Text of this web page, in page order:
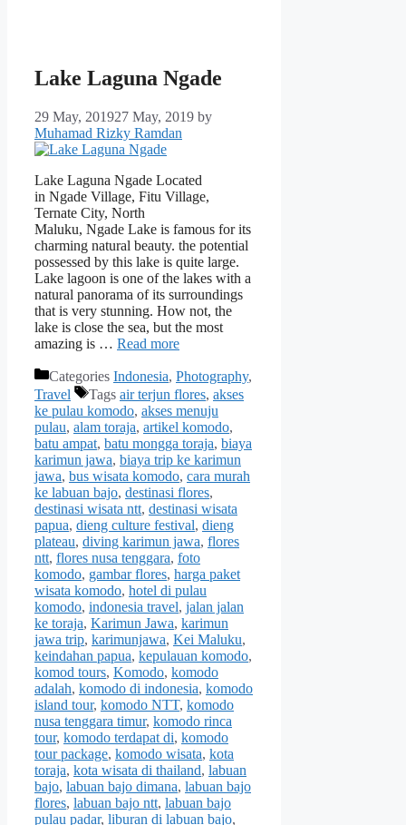
Lake Laguna Ngade
29 May, 201927 May, 2019 by
Muhamad Rizky Ramdan
Lake Laguna Ngade Located
in Ngade Village, Fitu Village,
Ternate City, North
Maluku, Ngade Lake is famous for its
charming natural beauty. the potential
possessed by this lake is quite large.
Lake lagoon is one of the lakes with a
natural panorama of its surroundings
that is very stunning. How not, the
lake is close the sea, but the most
amazing is … Read more
Categories Indonesia, Photography,
Travel
Tags air terjun flores, akses
ke pulau komodo, akses menuju
pulau, alam toraja, artikel komodo,
batu ampat, batu mongga toraja, biaya
karimun jawa, biaya trip ke karimun
jawa, bus wisata komodo, cara murah
ke labuan bajo, destinasi flores,
destinasi wisata ntt, destinasi wisata
papua, dieng culture festival, dieng
plateau, diving karimun jawa, flores
ntt, flores nusa tenggara, foto
komodo, gambar flores, harga paket
wisata komodo, hotel di pulau
komodo, indonesia travel, jalan jalan
ke toraja, Karimun Jawa, karimun
jawa trip, karimunjawa, Kei Maluku,
keindahan papua, kepulauan komodo,
komod tours, Komodo, komodo
adalah, komodo di indonesia, komodo
island tour, komodo NTT, komodo
nusa tenggara timur, komodo rinca
tour, komodo terdapat di, komodo
tour package, komodo wisata, kota
toraja, kota wisata di thailand, labuan
bajo, labuan bajo dimana, labuan bajo
flores, labuan bajo ntt, labuan bajo
pulau padar, liburan di labuan bajo,